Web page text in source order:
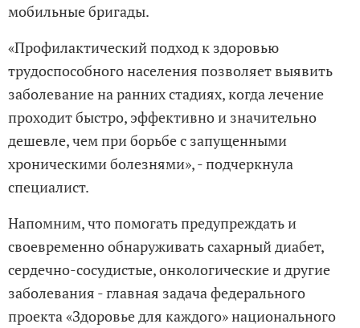
мобильные бригады.
«Профилактический подход к здоровью
трудоспособного населения позволяет выявить
заболевание на ранних стадиях, когда лечение
проходит быстро, эффективно и значительно
дешевле, чем при борьбе с запущенными
хроническими болезнями», - подчеркнула
специалист.
Напомним, что помогать предупреждать и
своевременно обнаруживать сахарный диабет,
сердечно-сосудистые, онкологические и другие
заболевания - главная задача федерального
проекта «Здоровье для каждого» национального